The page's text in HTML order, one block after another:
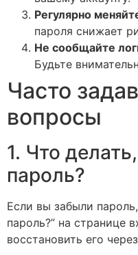
Регулярно
пароля снижает
Не сообщайте
Будьте
Часто
вопросы
1. Что
пароль?
Если вы забыли
пароль?” на странице
восстановить его